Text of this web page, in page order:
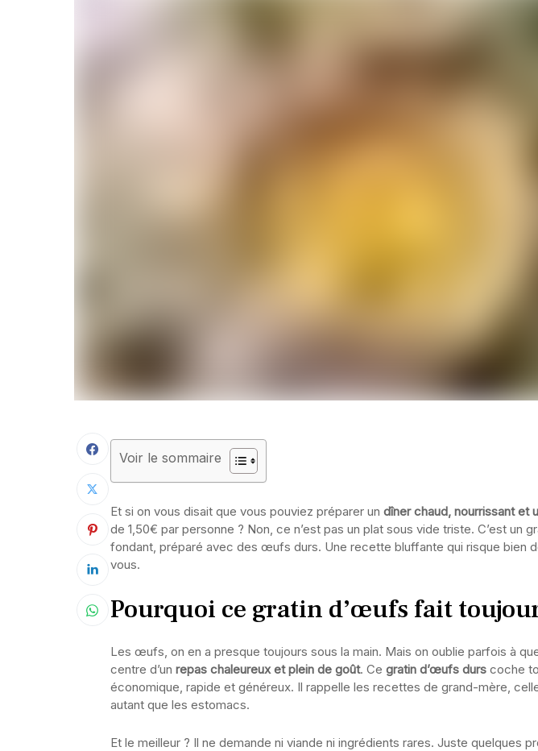
Voir le sommaire
Et si on vous disait que vous pouviez préparer un dîner chaud, nourrissant et
de 1,50€ par personne ? Non, ce n’est pas un plat sous vide triste. C’est un
fondant, préparé avec des œufs durs. Une recette bluffante qui risque bien
vous.
Pourquoi ce gratin d’œufs fait
Les œufs, on en a presque toujours sous la main. Mais on oublie parfois à
centre d’un repas chaleureux et plein de goût. Ce gratin d’œufs durs coche
économique, rapide et généreux. Il rappelle les recettes de grand-mère,
autant que les estomacs.
Et le meilleur ? Il ne demande ni viande ni ingrédients rares. Juste quelques